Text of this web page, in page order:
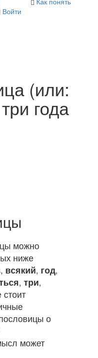
Войти
(или:
года
можно
ниже
, всякий, год,
, три,
стоит
о
может